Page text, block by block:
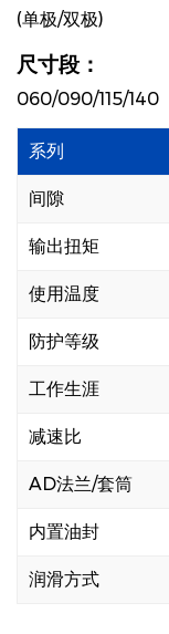
(单极/双极)
尺寸段：
060/090/115/140
系列
间隙
输出扭矩
使用温度
防护等级
工作生涯
减速比
AD法兰/套筒
内置油封
润滑方式